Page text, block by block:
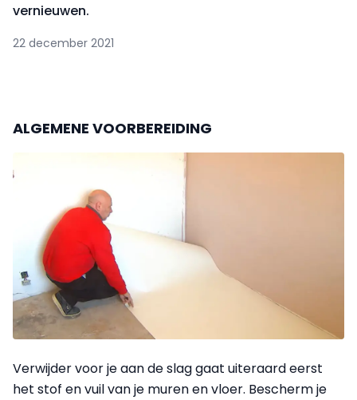
vernieuwen.
22 december 2021
ALGEMENE VOORBEREIDING
Verwijder voor je aan de slag gaat uiteraard eerst
het stof en vuil van je muren en vloer. Bescherm je